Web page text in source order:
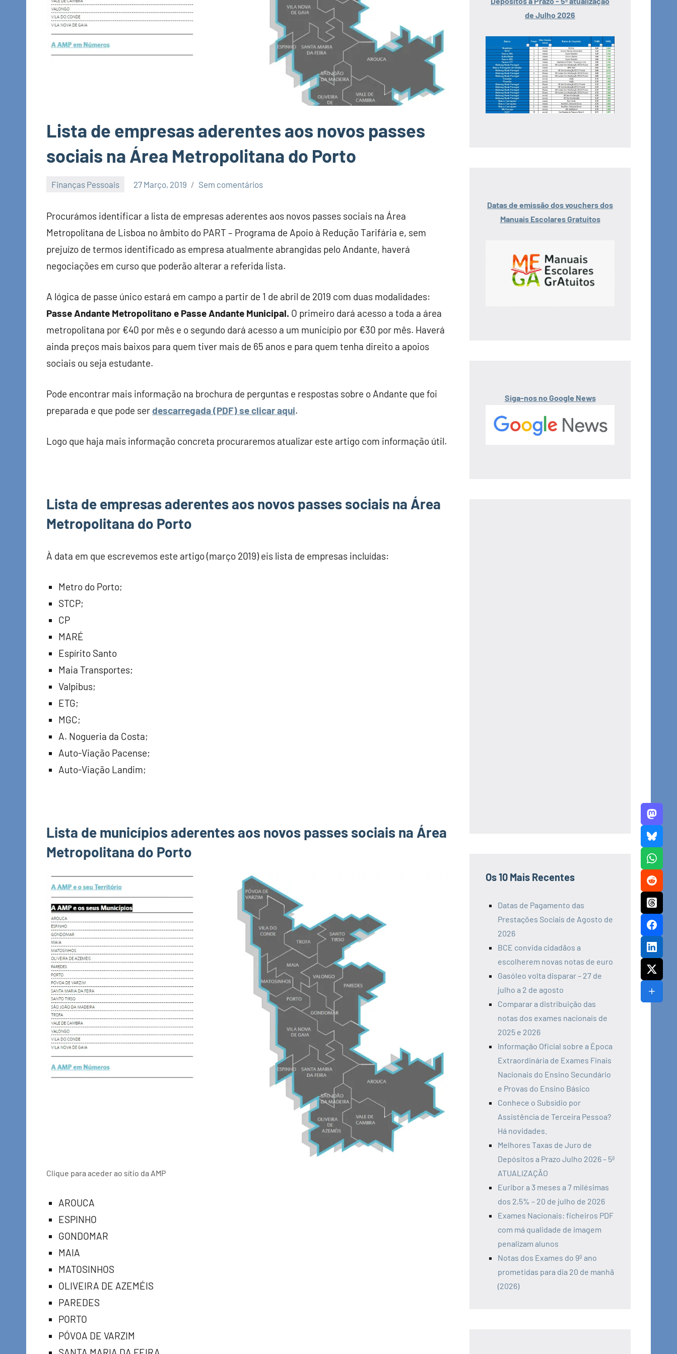
Lista de empresas aderentes aos novos passes
sociais na Área Metropolitana do Porto
Finanças Pessoais 27 Março, 2019
Economia
Finanças
Sem comentários
Procurámos identificar a lista de empresas aderentes aos novos passes sociais na Área
Metropolitana de Lisboa no âmbito do PART – Programa de Apoio à Redução Tarifária e, sem
prejuízo de termos identificado as empresa atualmente abrangidas pelo Andante, haverá
negociações em curso que poderão alterar a referida lista.
A lógica de passe único estará em campo a partir de 1 de abril de 2019 com duas modalidades:
Passe Andante Metropolitano e Passe Andante Municipal. O primeiro dará acesso a toda a área
metropolitana por €40 por mês e o segundo dará acesso a um município por €30 por mês. Haverá
ainda preços mais baixos para quem tiver mais de 65 anos e para quem tenha direito a apoios
sociais ou seja estudante.
Pode encontrar mais informação na brochura de perguntas e respostas sobre o Andante que foi
preparada e que pode serdescarregada (PDF) se clicar aqui.
Logo que haja mais informação concreta procuraremos atualizar este artigo com informação útil.
Lista de empresas aderentes aos novos passes sociais na Área
Metropolitana do Porto
À data em que escrevemos este artigo (março 2019) eis lista de empresas incluídas:
Metro do Porto;
STCP;
CP
MARÉ
Espírito Santo
Maia Transportes;
Valpibus;
ETG;
MGC;
A. Nogueria da Costa;
Auto-Viação Pacense;
Auto-Viação Landim;
Lista de municípios aderentes aos novos passes sociais na Área
Metropolitana do Porto
Clique para aceder ao sítio da AMP
AROUCA
ESPINHO
GONDOMAR
MAIA
MATOSINHOS
OLIVEIRA DE AZEMÉIS
PAREDES
PORTO
PÓVOA DE VARZIM
de Julho 2026
Datas de emissão dos vouchers dos
Manuais Escolares Gratuitos
Siga-nos no Google News
Os 10 Mais Recentes
Datas de Pagamento das
Prestações Sociais de Agosto de
2026
BCE convida cidadãos a
escolherem novas notas de euro
Gasóleo volta disparar – 27 de
julho a 2 de agosto
Comparar a distribuição das
notas dos exames nacionais de
2025 e 2026
Informação Oficial sobre a Época
Extraordinária de Exames Finais
Nacionais do Ensino Secundário
e Provas do Ensino Básico
Conhece o Subsídio por
Assistência de Terceira Pessoa?
Há novidades.
Melhores Taxas de Juro de
Depósitos a Prazo Julho 2026 – 5ª
ATUALIZAÇÃO
Euribor a 3 meses a 7 milésimas
dos 2,5% – 20 de julho de 2026
Exames Nacionais: ficheiros PDF
com má qualidade de imagem
penalizam alunos
Notas dos Exames do 9º ano
prometidas para dia 20 de manhã
(2026)